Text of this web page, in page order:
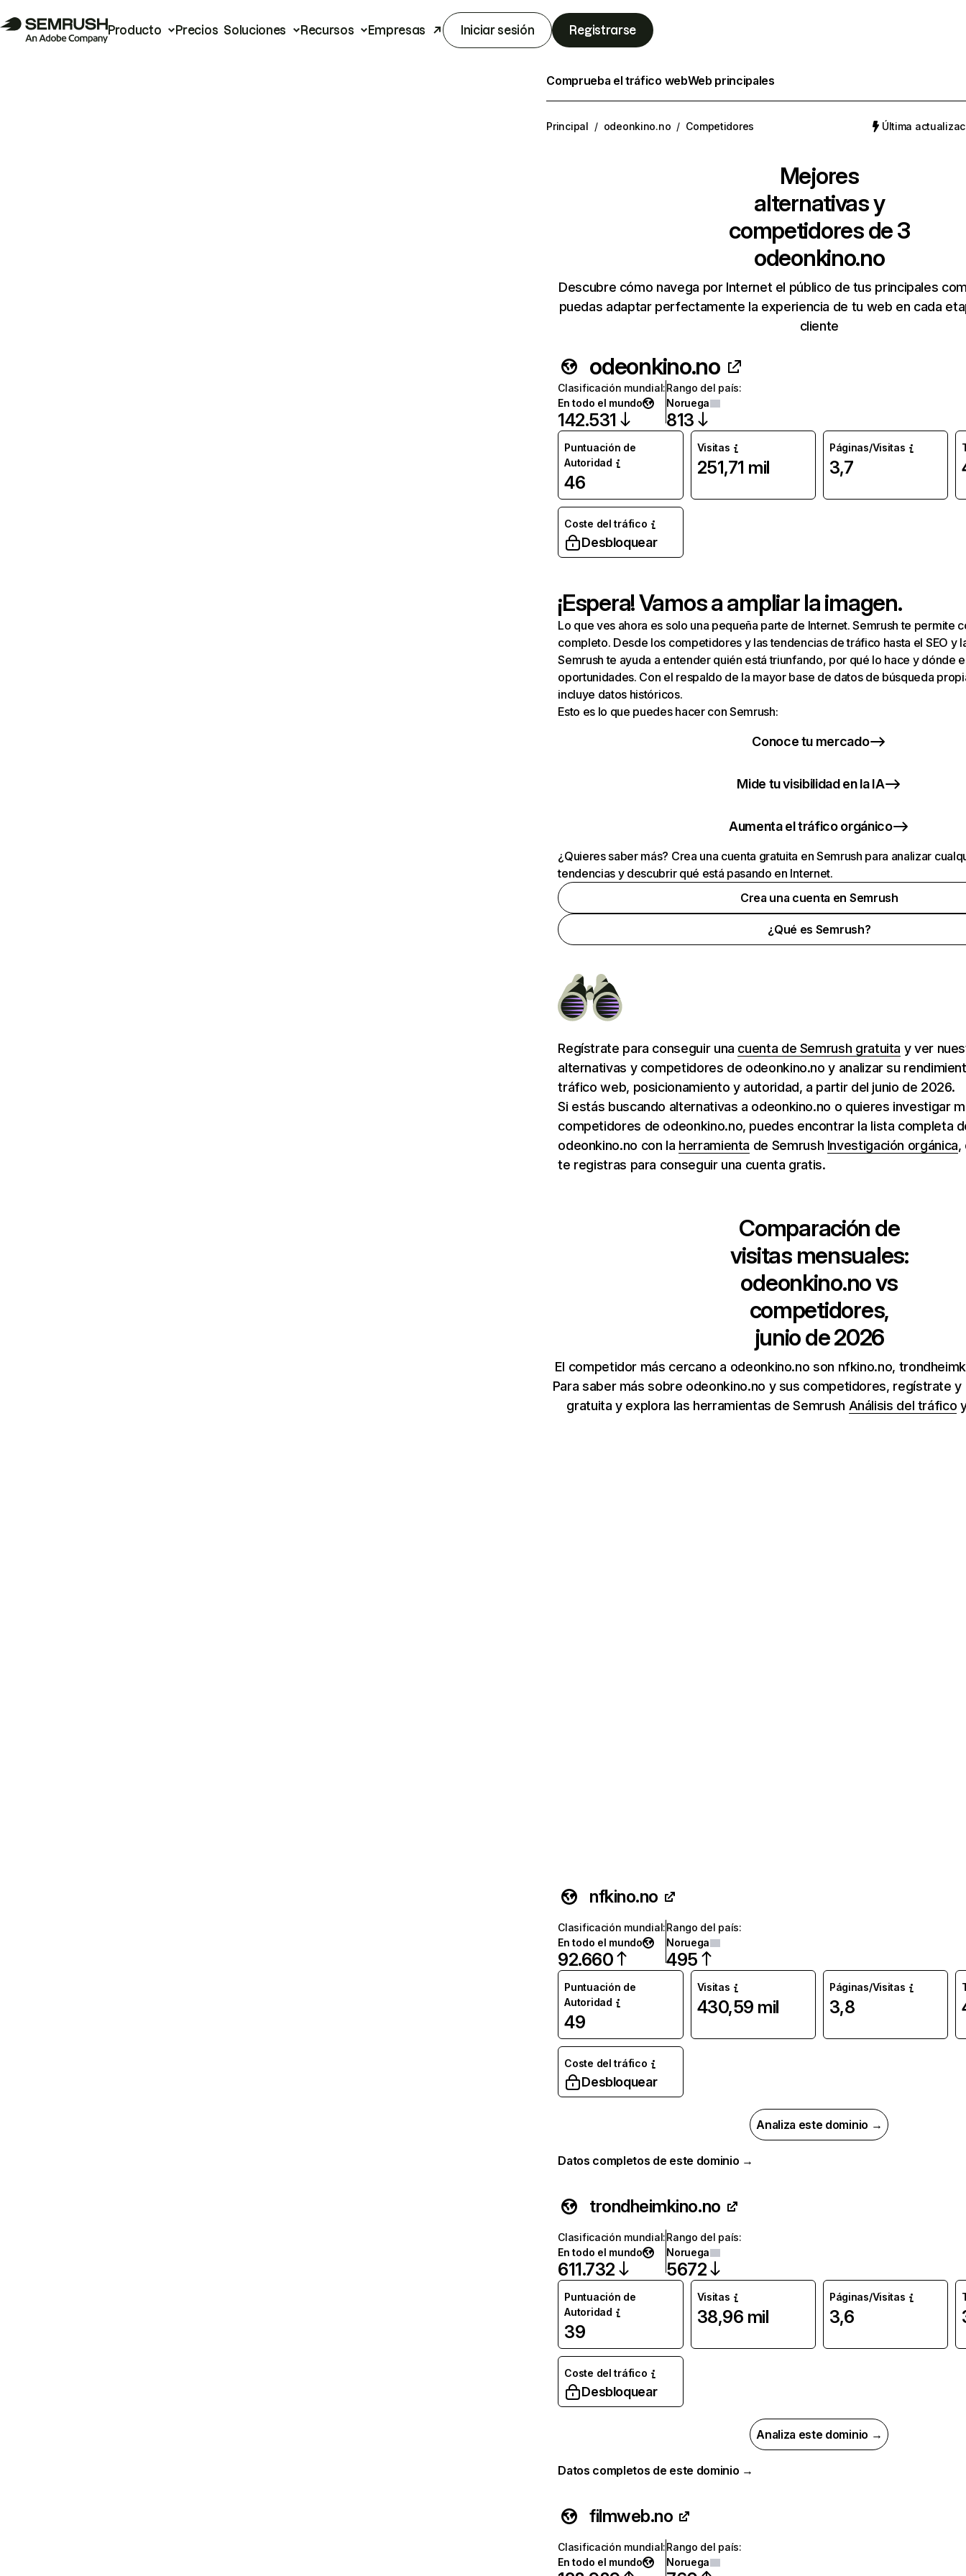
Producto Precios Soluciones Recursos Empresas Iniciar sesión Registrarse
Comprueba el tráfico webWeb principales
Principal / odeonkino.no / Competidores Última
Mejores
alternativas y
competidores de 3
odeonkino.no
Descubre cómo navega por Internet el público de tus principales
puedas adaptar perfectamente la experiencia de tu web en cada
cliente
odeonkino.no
Clasificación mundial:
En todo el mundo
142.531
Rango del país:
Noruega
813
Puntuación de
Autoridad
46
Visitas
251,71 mil
Páginas/Visitas
3,7
Coste del tráfico
Desbloquear
¡Espera! Vamos a ampliar la imagen.
Lo que ves ahora es solo una pequeña parte de Internet. Semrush te permite
completo. Desde los competidores y las tendencias de tráfico hasta el SEO y
Semrush te ayuda a entender quién está triunfando, por qué lo hace y dónde
oportunidades. Con el respaldo de la mayor base de datos de búsqueda
incluye datos históricos.
Esto es lo que puedes hacer con Semrush:
Conoce tu mercado
Mide tu visibilidad en la IA
Aumenta el tráfico orgánico
¿Quieres saber más? Crea una cuenta gratuita en Semrush para analizar
tendencias y descubrir qué está pasando en Internet.
Crea una cuenta en Semrush
¿Qué es Semrush?
Regístrate para conseguir una cuenta de Semrush gratuita y ver
alternativas y competidores de odeonkino.no y analizar su
tráfico web, posicionamiento y autoridad, a partir del junio de 2026.
Si estás buscando alternativas a odeonkino.no o quieres investigar
competidores de odeonkino.no, puedes encontrar la lista completa
odeonkino.no con la herramienta de Semrush Investigación orgánica,
te registras para conseguir una cuenta gratis.
Comparación de
visitas mensuales:
odeonkino.novs
competidores,
junio de 2026
El competidor más cercano a odeonkino.no son nfkino.no,
Para saber más sobre odeonkino.no y sus competidores, regístrate y
gratuita y explora las herramientas de Semrush Análisis del tráfico
nfkino.no
Clasificación mundial:
En todo el mundo
92.660
Rango del país:
Noruega
495
Puntuación de
Autoridad
49
Visitas
430,59 mil
Páginas/Visitas
3,8
Coste del tráfico
Desbloquear
Analiza este dominio →
Datos completos de este dominio →
trondheimkino.no
Clasificación mundial:
En todo el mundo
611.732
Rango del país:
Noruega
5672
Puntuación de
Autoridad
39
Visitas
38,96 mil
Páginas/Visitas
3,6
Coste del tráfico
Desbloquear
Analiza este dominio →
Datos completos de este dominio →
filmweb.no
Clasificación mundial:
En todo el mundo
Rango del país:
Noruega